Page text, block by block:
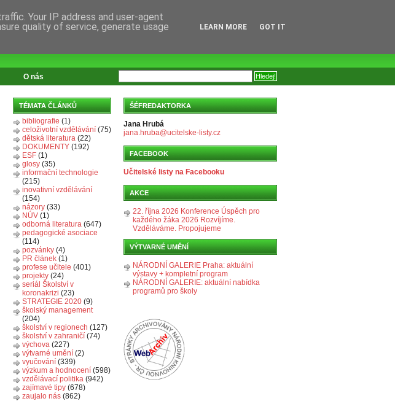
O nás
TÉMATA ČLÁNKŮ
bibliografie (1)
celoživotní vzdělávání (75)
dětská literatura (22)
DOKUMENTY (192)
ESF (1)
glosy (35)
informační technologie
(215)
inovativní vzdělávání
(154)
názory (33)
NÚV (1)
odborná literatura (647)
pedagogické asociace
(114)
pozvánky (4)
PR článek (1)
profese učitele (401)
projekty (24)
seriál Školství v
koronakrizi (23)
STRATEGIE 2020 (9)
školský management
(204)
školství v regionech (127)
školství v zahraničí (74)
výchova (227)
výtvarné umění (2)
vyučování (339)
výzkum a hodnocení (598)
vzdělávací politika (942)
zajímavé tipy (678)
zaujalo nás (862)
ŠÉFREDAKTORKA
Jana Hrubá
jana.hruba@ucitelske-listy.cz
FACEBOOK
Učitelské listy na Facebooku
AKCE
22. října 2026 Konference Úspěch pro
každého žáka 2026 Rozvíjíme.
Vzděláváme. Propojujeme
VÝTVARNÉ UMĚNÍ
NÁRODNÍ GALERIE Praha: aktuální
výstavy + kompletní program
NÁRODNÍ GALERIE: aktuální nabídka
programů pro školy
Your IP address and user-agent
quality of service, generate usage
LEARN MORE GOT IT